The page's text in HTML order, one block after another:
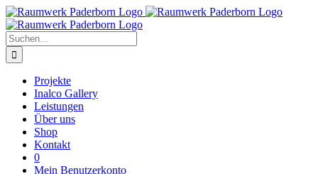
Zum
Inhalt
springen
Suche
nach:
Projekte
Inalco Gallery
Leistungen
Über uns
Shop
Kontakt
0
Mein Benutzerkonto